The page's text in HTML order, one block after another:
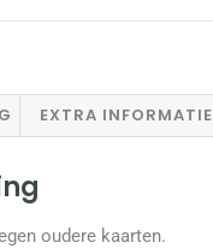
EXTRA INFORMATIE
oudere kaarten.